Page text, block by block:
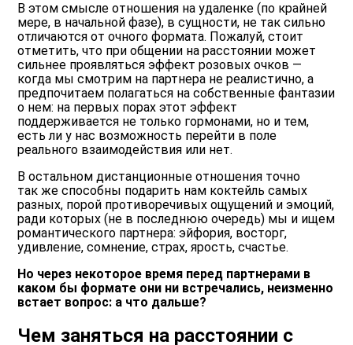
В этом смысле отношения на удаленке (по крайней
мере, в начальной фазе), в сущности, не так сильно
отличаются от очного формата. Пожалуй, стоит
отметить, что при общении на расстоянии может
сильнее проявляться эффект розовых очков —
когда мы смотрим на партнера не реалистично, а
предпочитаем полагаться на собственные фантазии
о нем: на первых порах этот эффект
поддерживается не только гормонами, но и тем,
есть ли у нас возможность перейти в поле
реального взаимодействия или нет.
В остальном дистанционные отношения точно
так же способны подарить нам коктейль самых
разных, порой противоречивых ощущений и эмоций,
ради которых (не в последнюю очередь) мы и ищем
романтического партнера: эйфория, восторг,
удивление, сомнение, страх, ярость, счастье.
Но через некоторое время перед партнерами в
каком бы формате они ни встречались, неизменно
встает вопрос: а что дальше?
Чем заняться на расстоянии с